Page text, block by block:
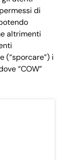
di
altrimenti
(“sporcare”) i
“COW”